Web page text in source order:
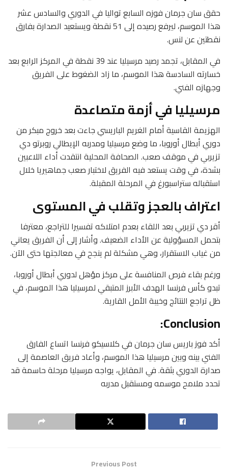
حقق سان جرمان فوزه السابع تواليا في الدوري والسادس عشر
هذا الموسم، ليرفع رصيده إلى 51 نقطة ويستعيد الصدارة بفارق
نقطتين عن لنس.
في المقابل، تجمد رصيد مرسيليا عند 39 نقطة في المركز الرابع بعد
خسارته السادسة هذا الموسم، ما زاد الضغوط على الفريق
وجهازه الفني.
مرسيليا في أزمة متصاعدة
الهزيمة القاسية أمام الغريم الباريسي جاءت بعد خروج مبكر من
دوري أبطال أوروبا، ما وضع مرسيليا ومدربه الإيطالي روبرتو دي
تزيربي في موقف صعب. الصحافة المحلية انتقدت أداء اللاعبين
بشدة، في وقت يستعد فيه الفريق لاختبار صعب جماهيريا خلال
استقباله ستراسبورغ في المرحلة المقبلة.
اعتراف بالعجز وتقلب في المستوى
أقر دي تزيربي بعد اللقاء بعدم امتلاكه تفسيرا للتراجع، معترفا
بتحمل المسؤولية عن الأداء الضعيف. وأشار إلى أن الفريق يعاني
من غياب الاستقرار، وهي مشكلة لم ينجح في معالجتها حتى الآن.
ورغم بقاء فرص المنافسة على مركز مؤهل لدوري أبطال أوروبا،
تبدو كأس فرنسا الهدف الأبرز المتبقي لمرسيليا هذا الموسم، في
ظل تراجع النتائج وخيبة الأمل القارية.
Conclusion:
أكد فوز باريس سان جرمان في كلاسيكو فرنسا اتساع الفارق
الفني بينه وبين مرسيليا هذا الموسم، وأعاد فريق العاصمة إلى
صدارة الدوري بثقة. في المقابل، يواجه مرسيليا مرحلة حاسمة قد
تحدد ملامح موسمه ومستقبل مدربه
Previous Post